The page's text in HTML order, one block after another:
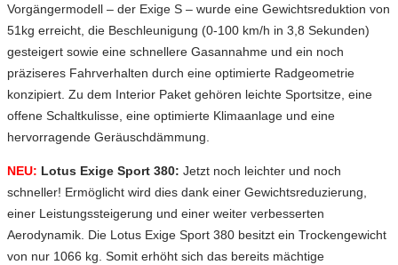
Vorgängermodell – der Exige S – wurde eine Gewichtsreduktion von
51kg erreicht, die Beschleunigung (0-100 km/h in 3,8 Sekunden)
gesteigert sowie eine schnellere Gasannahme und ein noch
präziseres Fahrverhalten durch eine optimierte Radgeometrie
konzipiert. Zu dem Interior Paket gehören leichte Sportsitze, eine
offene Schaltkulisse, eine optimierte Klimaanlage und eine
hervorragende Geräuschdämmung.
NEU: Lotus Exige Sport 380: Jetzt noch leichter und noch
schneller! Ermöglicht wird dies dank einer Gewichtsreduzierung,
einer Leistungssteigerung und einer weiter verbesserten
Aerodynamik. Die Lotus Exige Sport 380 besitzt ein Trockengewicht
von nur 1066 kg. Somit erhöht sich das bereits mächtige